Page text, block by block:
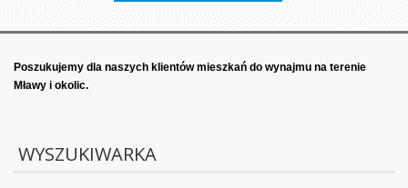
Poszukujemy dla naszych klientów mieszkań do wynajmu na terenie
Mławy i okolic.
WYSZUKIWARKA